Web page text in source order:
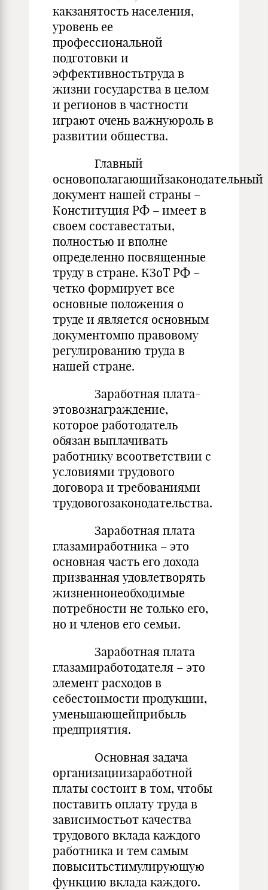
какзанятость населения,
уровень ее
профессиональной
подготовки и
эффективностьтруда в
жизни государства в целом
и регионов в частности
играют очень важнуюроль в
развитии общества.
Главный
основополагающийзаконодательный
документ нашей страны –
Конституция РФ – имеет в
своем составестатьи,
полностью и вполне
определенно посвященные
труду в стране. КЗоТ РФ –
четко формирует все
основные положения о
труде и является основным
документомпо правовому
регулированию труда в
нашей стране.
Заработная плата-
этовознаграждение,
которое работодатель
обязан выплачивать
работнику всоответствии с
условиями трудового
договора и требованиями
трудовогозаконодательства.
Заработная плата
глазамиработника – это
основная часть его дохода
призванная удовлетворять
жизненнонеобходимые
потребности не только его,
но и членов его семьи.
Заработная плата
глазамиработодателя – это
элемент расходов в
себестоимости продукции,
уменьшающейприбыль
предприятия.
Основная задача
организациизаработной
платы состоит в том, чтобы
поставить оплату труда в
зависимостьот качества
трудового вклада каждого
работника и тем самым
повыситьстимулирующую
функцию вклада каждого.